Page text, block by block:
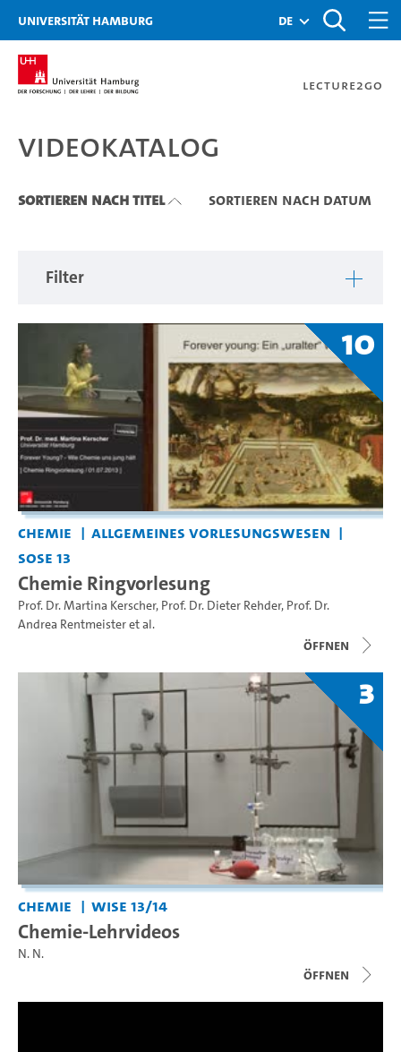
Zu den Filtern
Zur Metanavigation
Zur Hauptnavigation
Zur Suche
Zum Inhalt
Zum Seitenfuss
Universität Hamburg de
Lecture2Go
Videokatalog
Videokatalog
Sortieren nach Titel Sortieren nach Datum
Filter
10
Chemie
Allgemeines Vorlesungswesen
SoSe 13
Chemie Ringvorlesung
Prof. Dr. Martina Kerscher, Prof. Dr. Dieter Rehder, Prof. Dr.
Andrea Rentmeisteret al.
Öffnen
3
Chemie WiSe 13/14
Chemie-Lehrvideos
N. N.
Öffnen